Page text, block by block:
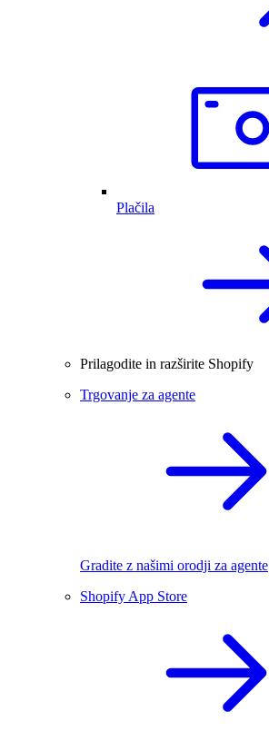
Plačila
Prilagodite in razširite Shopify
Trgovanje za agente
Gradite z našimi orodji za agente
Shopify App Store